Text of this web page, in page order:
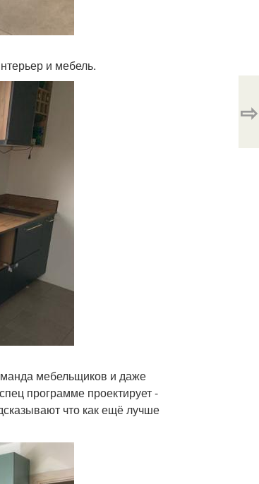
и мебель.
мебельщиков и даже
программе проектирует -
что как ещё лучше
⇨